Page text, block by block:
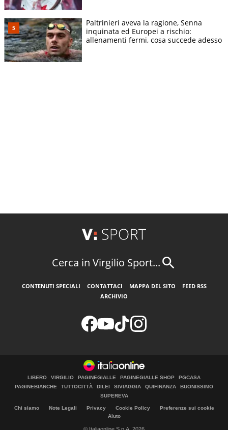
Paltrinieri aveva la ragione, Senna
inquinata ed Europei a rischio:
allenamenti fermi, cosa succede adesso
Cerca in Virgilio Sport...
CONTENUTI SPECIALI CONTATTACI MAPPA DEL SITO
FEED RSS
ARCHIVIO
LIBERO VIRGILIO PAGINEGIALLE PAGINEGIALLE SHOP
PGCASA
PAGINEBIANCHE
TUTTOCITTÀ DILEI SIVIAGGIA QUIFINANZA
BUONISSIMO
SUPEREVA
Chi siamo Note Legali Privacy Cookie Policy
Preferenze sui cookie
Aiuto